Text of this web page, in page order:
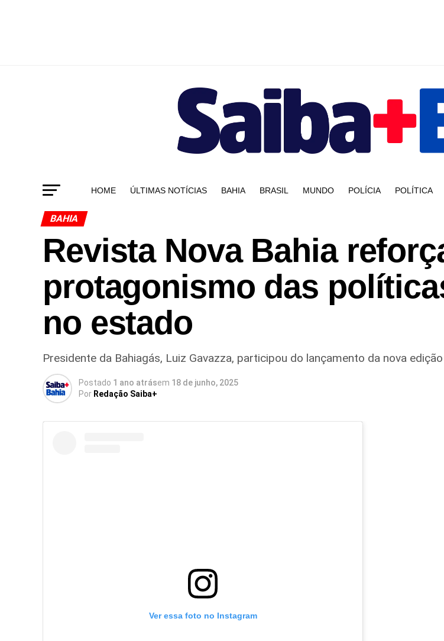
HOME ÚLTIMAS NOTÍCIAS BAHIA BRASIL MUNDO POLÍCIA POLÍTICA
BAHIA
Revista Nova Bahia
protagonismo das
no estado
Presidente da Bahiagás, Luiz Gavazza, participou do lançamento da nova
Postado 1 ano atrásem 18 de junho, 2025
Por Redação Saiba+
Ver essa foto no Instagram